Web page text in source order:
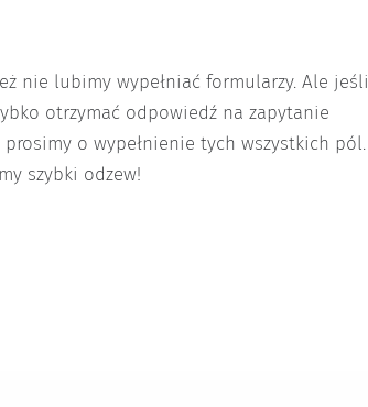
nie lubimy wypełniać formularzy. Ale jeśli
otrzymać odpowiedź na zapytanie
prosimy o wypełnienie tych wszystkich pól.
szybki odzew!